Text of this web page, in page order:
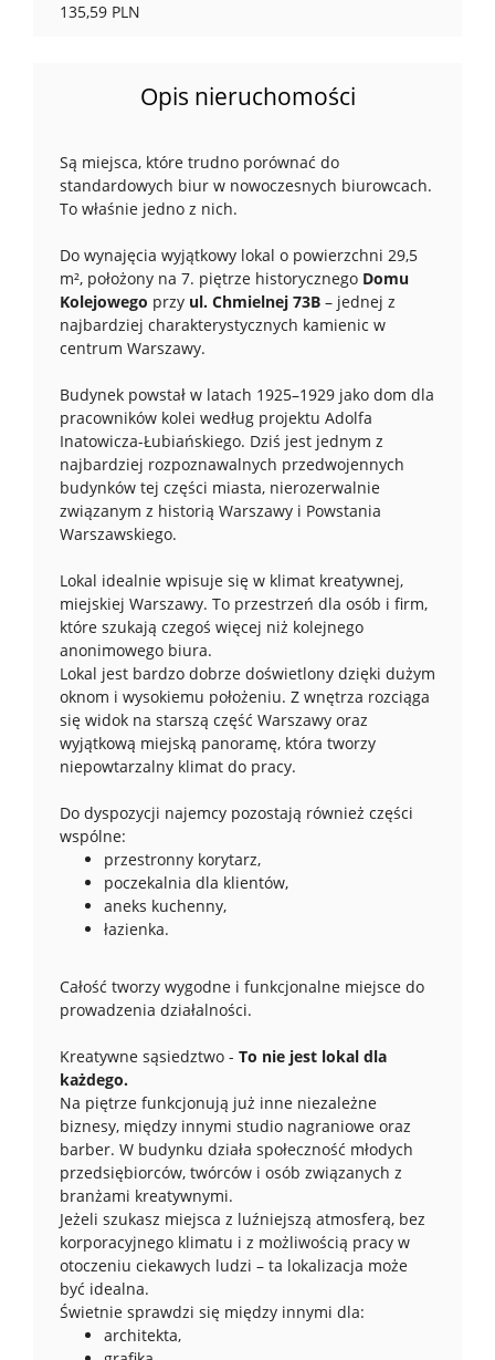
135,59 PLN
Opis nieruchomości
Są miejsca, które trudno porównać do
standardowych biur w nowoczesnych biurowcach.
To właśnie jedno z nich.
Do wynajęcia wyjątkowy lokal o powierzchni 29,5
m², położony na 7. piętrze historycznego Domu
Kolejowego przy ul. Chmielnej 73B – jednej z
najbardziej charakterystycznych kamienic w
centrum Warszawy.
Budynek powstał w latach 1925–1929 jako dom dla
pracowników kolei według projektu Adolfa
Inatowicza-Łubiańskiego. Dziś jest jednym z
najbardziej rozpoznawalnych przedwojennych
budynków tej części miasta, nierozerwalnie
związanym z historią Warszawy i Powstania
Warszawskiego.
Lokal idealnie wpisuje się w klimat kreatywnej,
miejskiej Warszawy. To przestrzeń dla osób i firm,
które szukają czegoś więcej niż kolejnego
anonimowego biura.
Lokal jest bardzo dobrze doświetlony dzięki dużym
oknom i wysokiemu położeniu. Z wnętrza rozciąga
się widok na starszą część Warszawy oraz
wyjątkową miejską panoramę, która tworzy
niepowtarzalny klimat do pracy.
Do dyspozycji najemcy pozostają również części
wspólne:
przestronny korytarz,
poczekalnia dla klientów,
aneks kuchenny,
łazienka.
Całość tworzy wygodne i funkcjonalne miejsce do
prowadzenia działalności.
Kreatywne sąsiedztwo - To nie jest lokal dla
każdego.
Na piętrze funkcjonują już inne niezależne
biznesy, między innymi studio nagraniowe oraz
barber. W budynku działa społeczność młodych
przedsiębiorców, twórców i osób związanych z
branżami kreatywnymi.
Jeżeli szukasz miejsca z luźniejszą atmosferą, bez
korporacyjnego klimatu i z możliwością pracy w
otoczeniu ciekawych ludzi – ta lokalizacja może
być idealna.
Świetnie sprawdzi się między innymi dla:
architekta,